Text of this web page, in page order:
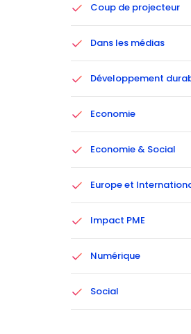
Coup de projecteur
Dans les médias
Développement
Economie
Economie & Social
Europe et
Impact PME
Numérique
Social